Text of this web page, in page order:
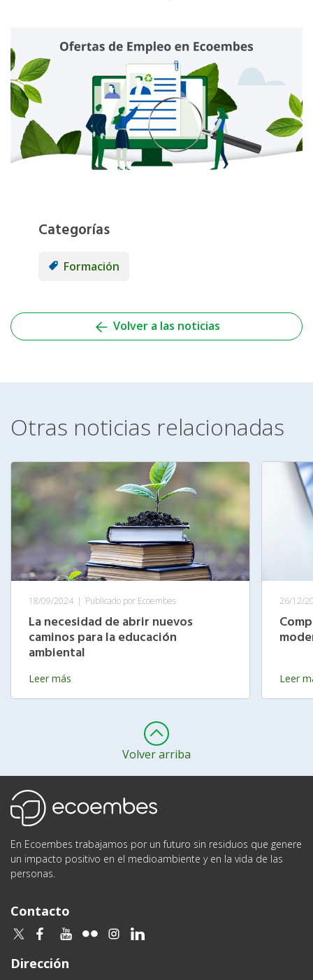
Categorías
Formación
Volver a las noticias
Otras noticias relacionadas
18/09/2024 Publicado por Ecoembes
La necesidad de abrir nuevos
caminos para la educación
ambiental
Leer más
26/12/
Leer
Volver arriba
En Ecoembes trabajamos por un futuro sin residuos que genere
un impacto positivo en el medioambiente y en la vida de las
personas.
Contacto
twitterfacebook
youtube
flickr instagram
linkedin
Dirección